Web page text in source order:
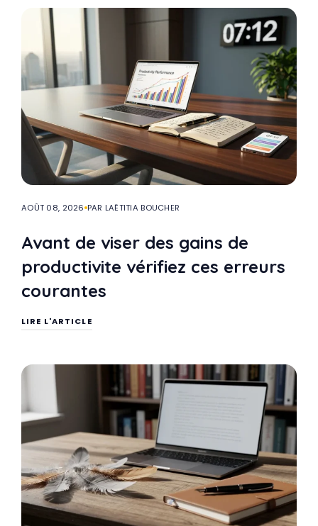
AOÛT 08, 2026 PAR LAËTITIA BOUCHER
Avant de viser des gains de
productivite vérifiez ces erreurs
courantes
LIRE L'ARTICLE